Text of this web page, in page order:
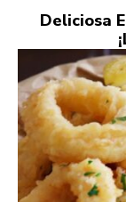
Deliciosa